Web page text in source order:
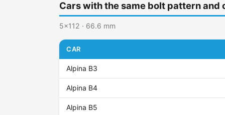
Cars with the same bolt pattern and
5x112 · 66.6 mm
CAR
Alpina B3
Alpina B4
Alpina B5